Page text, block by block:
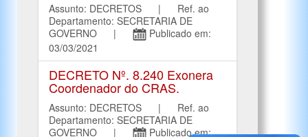
Assunto: DECRETOS | Ref. ao
Departamento: SECRETARIA DE
GOVERNO |
Publicado em:
03/03/2021
DECRETO Nº. 8.240 Exonera
Coordenador do CRAS.
Assunto: DECRETOS | Ref. ao
Departamento: SECRETARIA DE
GOVERNO |
Publicado em: